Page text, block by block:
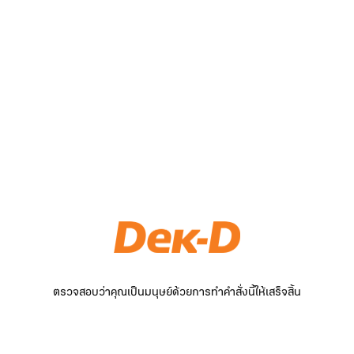
ตรวจสอบว่าคุณเป็นมนุษย์ด้วยการทำคำสั่งนี้ให้เสร็จสิ้น